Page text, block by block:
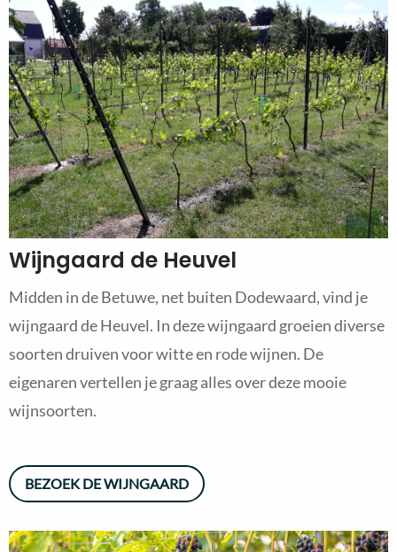
Wijngaard de Heuvel
Midden in de Betuwe, net buiten Dodewaard, vind je
wijngaard de Heuvel. In deze wijngaard groeien diverse
soorten druiven voor witte en rode wijnen. De
eigenaren vertellen je graag alles over deze mooie
wijnsoorten.
BEZOEK DE WIJNGAARD